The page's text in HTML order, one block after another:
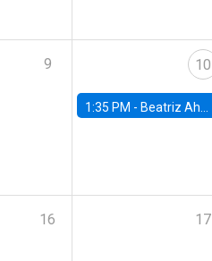
9 10
1:35 PM - Beatriz Ahumada, PhD candidate, Universidad de Pittsburgh
16 17